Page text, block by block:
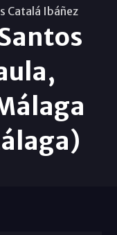
Catalá Ibáñez